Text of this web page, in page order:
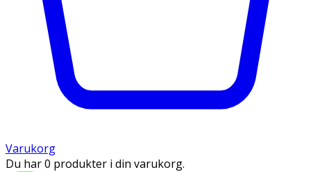
Varukorg
Du har 0 produkter i din varukorg.